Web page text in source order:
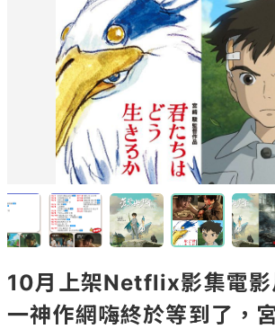
10月上架Netflix影集電影
一神作網嗨終於等到了，